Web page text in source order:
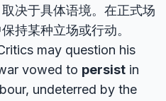
决于具体语境。在正式场
持某种立场或行动。
may question his
vowed to persist in
undeterred by the